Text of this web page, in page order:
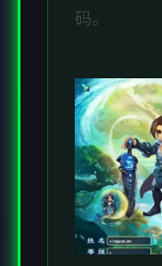
码。